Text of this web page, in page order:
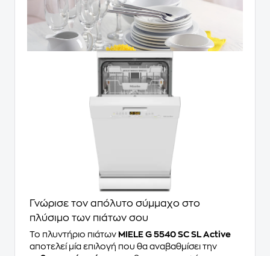
Γνώρισε τον απόλυτο σύμμαχο στο
πλύσιμο των πιάτων σου
Το πλυντήριο πιάτων MIELE G 5540 SC SL Active
αποτελεί μία επιλογή που θα αναβαθμίσει την